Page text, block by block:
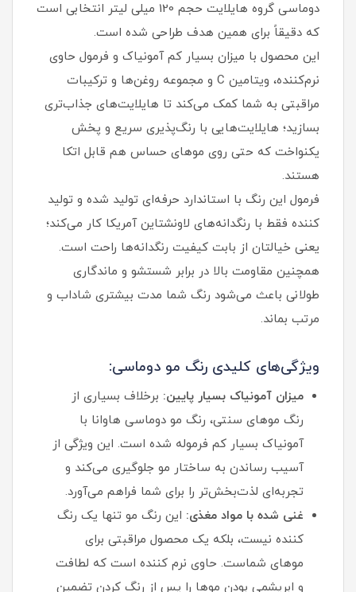
دوماسی گروه هایلایت حجم 120 میلی لیتر انتخابی است
که دقیقاً برای همین هدف طراحی شده است.
این محصول با میزان بسیار کم آمونیاک و فرمول حاوی
نرم‌کننده، ویتامین C و مجموعه روغن‌ها و ترکیبات
مراقبتی به شما کمک می‌کند تا هایلایت‌های جذاب‌تری
بسازید؛ هایلایت‌هایی با رنگ‌پذیری سریع و پخش
یکنواخت که حتی روی موهای حساس هم قابل اتکا
هستند.
فرمول این رنگ با استاندارد حرفه‌ای تولید شده و تولید
کننده فقط با رنگدانه‌های لاونشتاین آمریکا کار می‌کند؛
یعنی خیالتان از بابت کیفیت رنگدانه‌ها راحت است.
همچنین مقاومت بالا در برابر شستشو و ماندگاری
طولانی باعث می‌شود رنگ شما مدت بیشتری شاداب و
مرتب بماند.
ویژگی‌های کلیدی رنگ مو دوماسی:
میزان آمونیاک بسیار پایین: برخلاف بسیاری از
رنگ موهای سنتی، رنگ مو دوماسی هاوانا با
آمونیاک بسیار کم فرموله شده است. این ویژگی از
آسیب رساندن به ساختار مو جلوگیری می‌کند و
تجربه‌ای لذت‌بخش‌تر را برای شما فراهم می‌آورد.
غنی شده با مواد مغذی: این رنگ مو تنها یک رنگ‌
کننده نیست، بلکه یک محصول مراقبتی برای
موهای شماست. حاوی نرم‌ کننده است که لطافت
و ابریشمی بودن موها را پس از رنگ کردن تضمین